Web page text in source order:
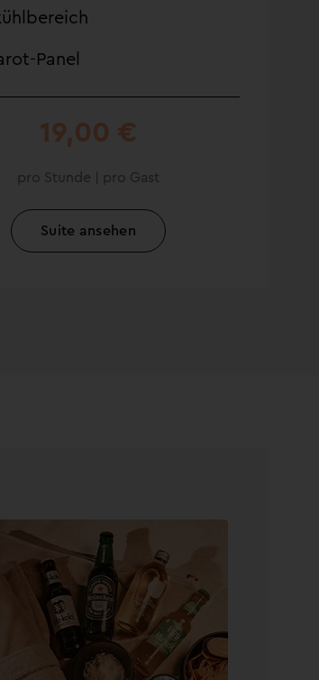
Panel
19,00 €
pro Stunde | pro Gast
Suite ansehen